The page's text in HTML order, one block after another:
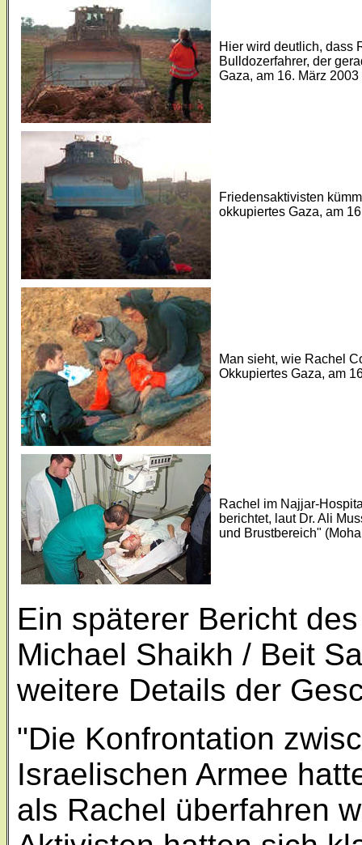
Hier wird deutlich, dass
Bulldozerfahrer, der
Gaza, am 16. März 2003
Friedensaktivisten
okkupiertes Gaza, am
Man sieht, wie Rachel
Okkupiertes Gaza, am
Rachel im Najjar-
berichtet, laut Dr. Ali
und Brustbereich"
Ein späterer Bericht
Michael Shaikh / Beit
weitere Details der
"Die Konfrontation
Israelischen Armee
als Rachel überfahren